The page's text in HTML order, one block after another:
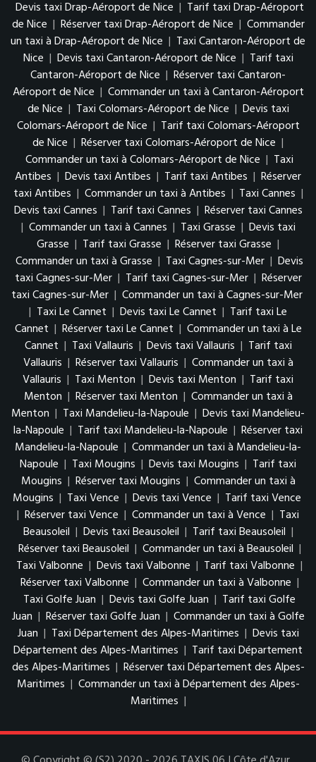
Devis taxi Drap-Aéroport de Nice | Tarif taxi Drap-Aéroport
de Nice | Réserver taxi Drap-Aéroport de Nice | Commander
un taxi à Drap-Aéroport de Nice | Taxi Cantaron-Aéroport de
Nice | Devis taxi Cantaron-Aéroport de Nice | Tarif taxi
Cantaron-Aéroport de Nice | Réserver taxi Cantaron-
Aéroport de Nice | Commander un taxi à Cantaron-Aéroport
de Nice | Taxi Colomars-Aéroport de Nice | Devis taxi
Colomars-Aéroport de Nice | Tarif taxi Colomars-Aéroport
de Nice | Réserver taxi Colomars-Aéroport de Nice |
Commander un taxi à Colomars-Aéroport de Nice | Taxi
Antibes | Devis taxi Antibes | Tarif taxi Antibes | Réserver
taxi Antibes | Commander un taxi à Antibes | Taxi Cannes |
Devis taxi Cannes | Tarif taxi Cannes | Réserver taxi Cannes
| Commander un taxi à Cannes | Taxi Grasse | Devis taxi
Grasse | Tarif taxi Grasse | Réserver taxi Grasse |
Commander un taxi à Grasse | Taxi Cagnes-sur-Mer | Devis
taxi Cagnes-sur-Mer | Tarif taxi Cagnes-sur-Mer | Réserver
taxi Cagnes-sur-Mer | Commander un taxi à Cagnes-sur-Mer
| Taxi Le Cannet | Devis taxi Le Cannet | Tarif taxi Le
Cannet | Réserver taxi Le Cannet | Commander un taxi à Le
Cannet | Taxi Vallauris | Devis taxi Vallauris | Tarif taxi
Vallauris | Réserver taxi Vallauris | Commander un taxi à
Vallauris | Taxi Menton | Devis taxi Menton | Tarif taxi
Menton | Réserver taxi Menton | Commander un taxi à
Menton | Taxi Mandelieu-la-Napoule | Devis taxi Mandelieu-
la-Napoule | Tarif taxi Mandelieu-la-Napoule | Réserver taxi
Mandelieu-la-Napoule | Commander un taxi à Mandelieu-la-
Napoule | Taxi Mougins | Devis taxi Mougins | Tarif taxi
Mougins | Réserver taxi Mougins | Commander un taxi à
Mougins | Taxi Vence | Devis taxi Vence | Tarif taxi Vence
| Réserver taxi Vence | Commander un taxi à Vence | Taxi
Beausoleil | Devis taxi Beausoleil | Tarif taxi Beausoleil |
Réserver taxi Beausoleil | Commander un taxi à Beausoleil |
Taxi Valbonne | Devis taxi Valbonne | Tarif taxi Valbonne |
Réserver taxi Valbonne | Commander un taxi à Valbonne |
Taxi Golfe Juan | Devis taxi Golfe Juan | Tarif taxi Golfe
Juan | Réserver taxi Golfe Juan | Commander un taxi à Golfe
Juan | Taxi Département des Alpes-Maritimes | Devis taxi
Département des Alpes-Maritimes | Tarif taxi Département
des Alpes-Maritimes | Réserver taxi Département des Alpes-
Maritimes | Commander un taxi à Département des Alpes-
Maritimes |